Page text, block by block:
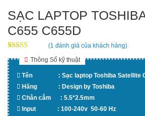
SẠC LAPTOP
C655 C655D
out of
based on
customer
rating
(1 đánh giá của khách hàng)
Thông Số kỹ thuật
Tên : Sạc laptop Toshiba Satellite
Hãng : Design by Toshiba
Chân cắm : 5.5*2.5mm
Input : 100-240v 50-60 Hz